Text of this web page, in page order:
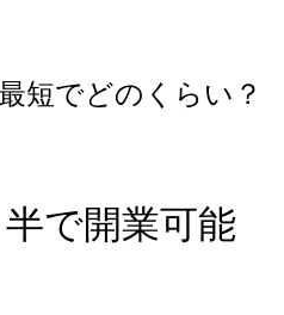
短でどのくらい？
で開業可能